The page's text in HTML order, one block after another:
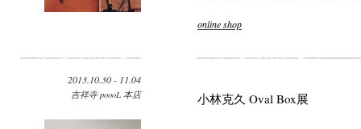
online shop
2013.10.30 - 11.04
吉祥寺 poooL 本店 小林克久 Oval Box展